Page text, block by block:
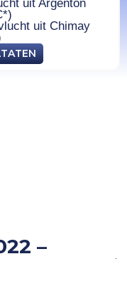
uit Argenton
uit Chimay
–